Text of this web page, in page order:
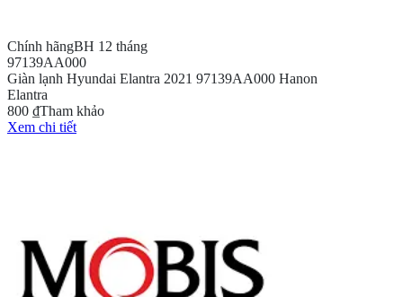
Chính hãngBH 12 tháng
97139AA000
Giàn lạnh Hyundai Elantra 2021 97139AA000 Hanon
Elantra
800 ₫Tham khảo
Xem chi tiết